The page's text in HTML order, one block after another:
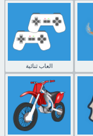
العاب ثنائية